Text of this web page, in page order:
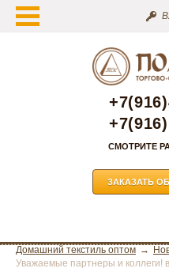
СМОТРИТЕ
ЗАКАЗАТЬ
Домашний текстиль оптом
Уважаемые партнеры и коллеги!